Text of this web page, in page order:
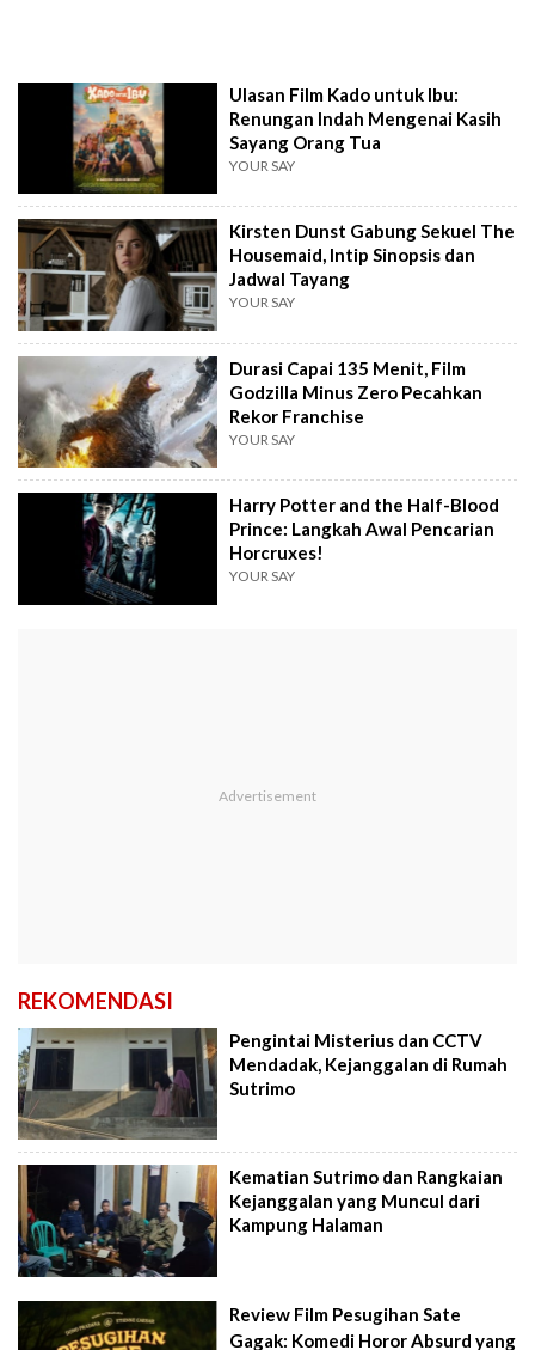
Ulasan Film Kado untuk Ibu:
Renungan Indah Mengenai Kasih
Sayang Orang Tua
YOUR SAY
Kirsten Dunst Gabung Sekuel The
Housemaid, Intip Sinopsis dan
Jadwal Tayang
YOUR SAY
Durasi Capai 135 Menit, Film
Godzilla Minus Zero Pecahkan
Rekor Franchise
YOUR SAY
Harry Potter and the Half-Blood
Prince: Langkah Awal Pencarian
Horcruxes!
YOUR SAY
REKOMENDASI
Pengintai Misterius dan CCTV
Mendadak, Kejanggalan di Rumah
Sutrimo
Kematian Sutrimo dan Rangkaian
Kejanggalan yang Muncul dari
Kampung Halaman
Review Film Pesugihan Sate
Gagak: Komedi Horor Absurd yang